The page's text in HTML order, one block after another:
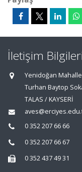
İletişim Bilgileri
Yenidoğan
Turhan Baytop
TALAS / KAYSERİ
0 352 207 66 66
0 352 207 66 67
0 352 437 49 31